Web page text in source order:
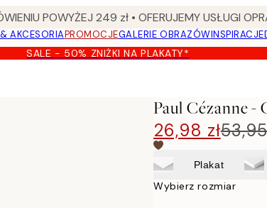
POWYŻEJ 249 zł • OFERUJEMY USŁUGI
AKCESORIAPROMOCJEGALERIE OBRAZÓWINSPIRACJE
SALE - 50% ZNIŻKI NA PLAKATY*
Paul Cézanne -
26,98 zł
Plakat
Wybierz rozmiar